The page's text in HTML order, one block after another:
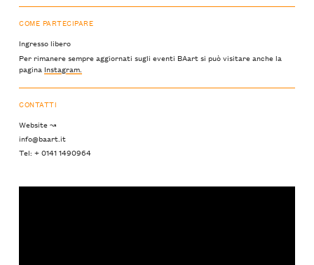
COME PARTECIPARE
Ingresso libero
Per rimanere sempre aggiornati sugli eventi BAart si può visitare anche la
pagina Instagram.
CONTATTI
Website ↝
info@baart.it
Tel: + 0141 1490964